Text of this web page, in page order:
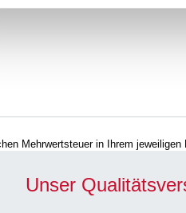
Mehrwertsteuer in Ihrem
Unser